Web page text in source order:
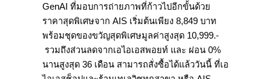
GenAI ที่มอบการถ่ายภาพที่ก้าวไปอีกขั้นด้วย
ราคาสุดพิเศษจาก AIS เริ่มต้นเพียง 8,849 บาท
พร้อมชุดของขวัญสุดพิเศษมูลค่าสูงสุด 10,999.-
รวมถึงส่วนลดจากเอไอเอสพอยท์ และ ผ่อน 0%
นานสูงสุด 36 เดือน สามารถสั่งซื้อได้แล้ววันนี้ ที่เอ